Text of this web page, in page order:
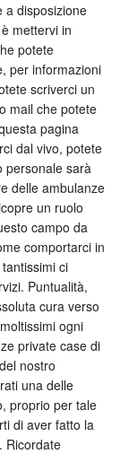
a disposizione
mettervi in
potete
per informazioni
scriverci un
mail che potete
pagina
dal vivo, potete
personale sarà
delle ambulanze
un ruolo
campo da
comportarci in
ci
Puntualità,
cura verso
ogni
private case di
nostro
una delle
proprio per tale
di aver fatto la
Ricordate